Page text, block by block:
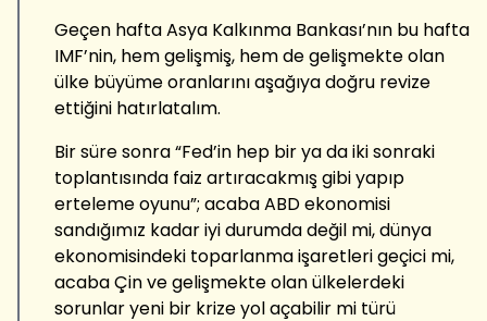
Geçen hafta Asya Kalkınma Bankası’nın bu hafta
IMF’nin, hem gelişmiş, hem de gelişmekte olan
ülke büyüme oranlarını aşağıya doğru revize
ettiğini hatırlatalım.
Bir süre sonra “Fed’in hep bir ya da iki sonraki
toplantısında faiz artıracakmış gibi yapıp
erteleme oyunu”; acaba ABD ekonomisi
sandığımız kadar iyi durumda değil mi, dünya
ekonomisindeki toparlanma işaretleri geçici mi,
acaba Çin ve gelişmekte olan ülkelerdeki
sorunlar yeni bir krize yol açabilir mi türü